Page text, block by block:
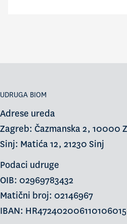
UDRUGA BIOM
Adrese ureda
Zagreb: Čazmanska 2, 10000
Sinj: Matića 12, 21230 Sinj
Podaci udruge
OIB: 02969783432
Matični broj: 02146967
IBAN: